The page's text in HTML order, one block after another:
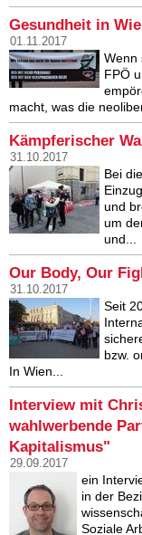
Gesundheit in
01.11.2017
Wenn
FPÖ
macht, was die
Kämpferischer
31.10.2017
Bei
und
um
und...
Our Body, Our
31.10.2017
Seit
bzw.
In Wien...
Interview mit
wahlwerbende
Kapitalismus"
29.09.2017
ein
in der
Soziale